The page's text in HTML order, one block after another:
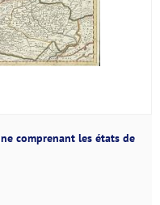
comprenant les états de